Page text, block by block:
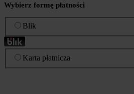
Wybierz formę płatności
Blik
Karta płatnicza